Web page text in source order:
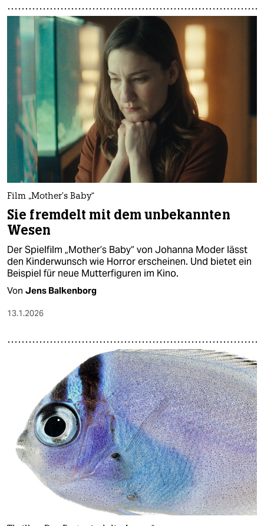
Film „Mother’s Baby“
Sie fremdelt mit dem unbekannten
Wesen
Der Spielfilm „Mother’s Baby“ von Johanna Moder lässt
den Kinderwunsch wie Horror erscheinen. Und bietet ein
Beispiel für neue Mutterfiguren im Kino.
Von Jens Balkenborg
13.1.2026